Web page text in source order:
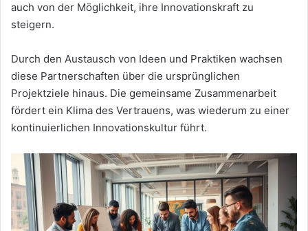
auch von der Möglichkeit, ihre Innovationskraft zu
steigern.
Durch den Austausch von Ideen und Praktiken wachsen
diese Partnerschaften über die ursprünglichen
Projektziele hinaus. Die gemeinsame Zusammenarbeit
fördert ein Klima des Vertrauens, was wiederum zu einer
kontinuierlichen Innovationskultur führt.